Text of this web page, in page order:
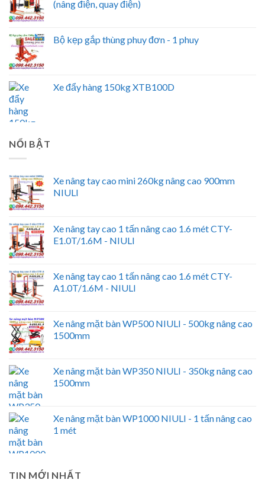
(nâng điện, quay điện)
Bộ kẹp gắp thùng phuy đơn - 1 phuy
Xe đẩy hàng 150kg XTB100D
NỔI BẬT
Xe nâng tay cao mini 260kg nâng cao 900mm
NIULI
Xe nâng tay cao 1 tấn nâng cao 1.6 mét CTY-
E1.0T/1.6M - NIULI
Xe nâng tay cao 1 tấn nâng cao 1.6 mét CTY-
A1.0T/1.6M - NIULI
Xe nâng mặt bàn WP500 NIULI - 500kg nâng cao
1500mm
Xe nâng mặt bàn WP350 NIULI - 350kg nâng cao
1500mm
Xe nâng mặt bàn WP1000 NIULI - 1 tấn nâng cao
1 mét
TIN MỚI NHẤT